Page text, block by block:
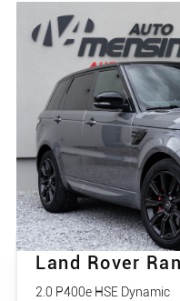
Land Rover
2.0 P400e HSE Dynamic